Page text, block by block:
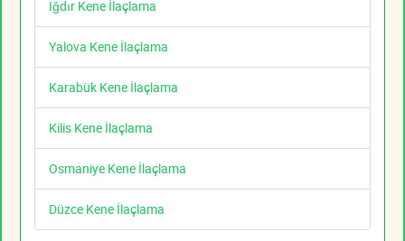
Iğdır Kene İlaçlama
Yalova Kene İlaçlama
Karabük Kene İlaçlama
Kilis Kene İlaçlama
Osmaniye Kene İlaçlama
Düzce Kene İlaçlama